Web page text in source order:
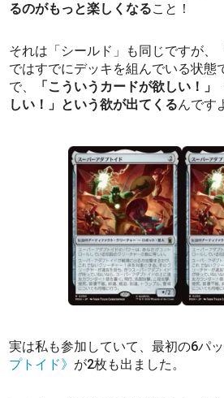
るのがもっと楽しくなること！
それは「シールド」も同じですが、
ではすでにデッキを組んでいる状態
で、
「こういうカードが欲しい！
しい！」という欲が出てくるんです
実は私も参加していて、最初の6パ
プトイド》 が2枚も出ました。